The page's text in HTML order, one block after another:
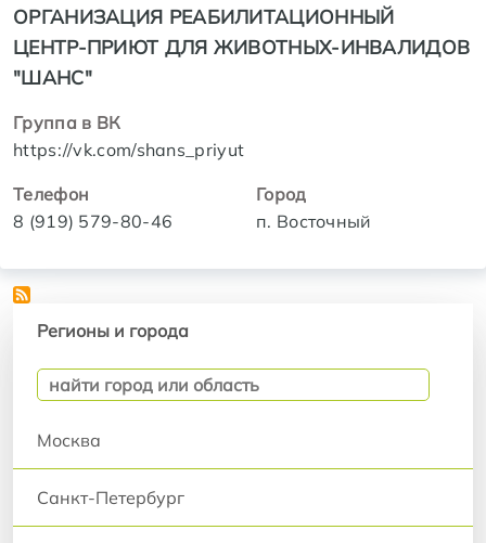
ОРГАНИЗАЦИЯ РЕАБИЛИТАЦИОННЫЙ
ЦЕНТР-ПРИЮТ ДЛЯ ЖИВОТНЫХ-ИНВАЛИДОВ
"ШАНС"
Группа в ВК
https://vk.com/shans_priyut
Телефон
8 (919) 579-80-46
Город
п. Восточный
Регионы и города
Москва
Санкт-Петербург